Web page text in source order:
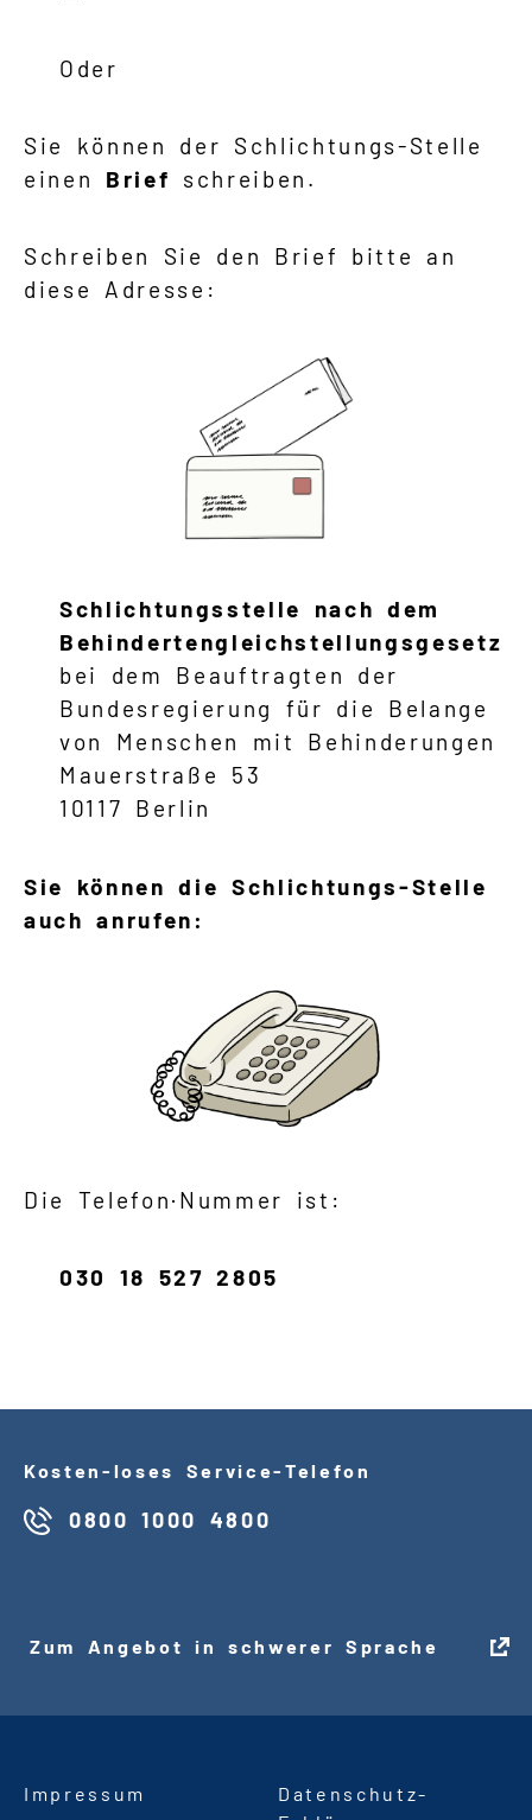
Oder
Sie können der Schlichtungs-Stelle
einen Brief schreiben.
Schreiben Sie den Brief bitte an
diese Adresse:
Schlichtungsstelle nach dem
Behindertengleichstellungsgesetz
bei dem Beauftragten der
Bundesregierung für die Belange
von Menschen mit Behinderungen
Mauerstraße 53
10117 Berlin
Sie können die Schlichtungs-Stelle
auch anrufen:
Die Telefon·Nummer ist:
030 18 527 2805
Kosten - loses Service-Telefon
0800 1000 4800
Zum Angebot in schwerer Sprache
Impressum Datenschutz-